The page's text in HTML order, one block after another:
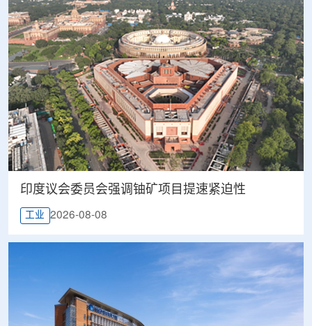
印度议会委员会强调铀矿项目提速紧迫性
工业 2026-08-08